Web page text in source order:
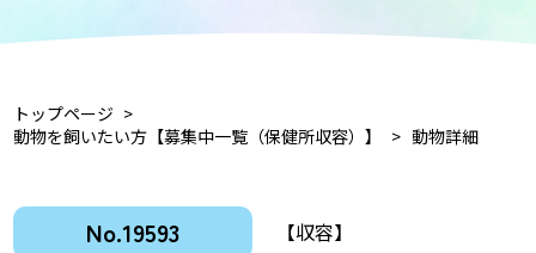
トップページ
動物を飼いたい方【募集中一覧（保健所収容）】
動物詳細
No.19593 【収容】